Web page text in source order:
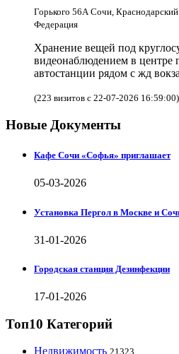
Горького 56А Сочи,
Федерация
Хранение вещей под
видеонаблюдением в центре
автостанции рядом с жд
(223 визитов с 22-07-2026 16:59:00)
Новые Документы
Кафе Сочи «Софья» приглашает
05-03-2026
Установка Пергол в Москве и
31-01-2026
Городская станция Дезинфекции
17-01-2026
Топ10 Категорий
Недвижимость 21323